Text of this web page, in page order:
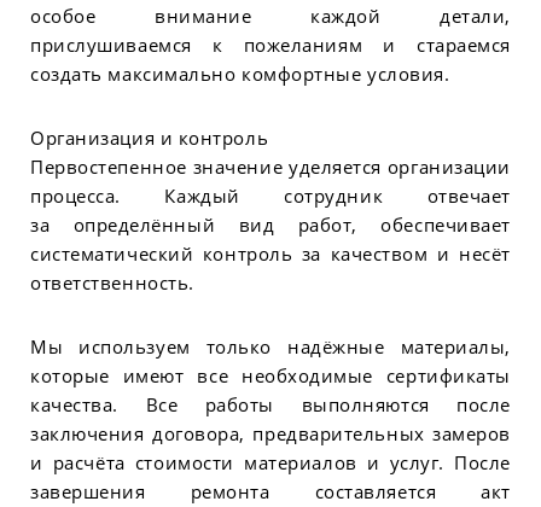
особое внимание каждой детали,
прислушиваемся к пожеланиям и стараемся
создать максимально комфортные условия.
Организация и контроль
Первостепенное значение уделяется организации
процесса. Каждый сотрудник отвечает
за определённый вид работ, обеспечивает
систематический контроль за качеством и несёт
ответственность.
Мы используем только надёжные материалы,
которые имеют все необходимые сертификаты
качества. Все работы выполняются после
заключения договора, предварительных замеров
и расчёта стоимости материалов и услуг. После
завершения ремонта составляется акт